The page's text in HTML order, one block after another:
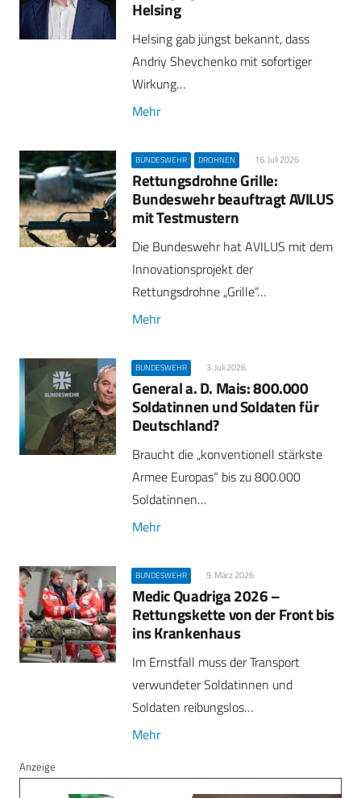
Helsing
Helsing gab jüngst bekannt, dass
Andriy Shevchenko mit sofortiger
Wirkung…
Mehr
BUNDESWEHR DROHNEN 16. Juli 2026
Rettungsdrohne Grille:
Bundeswehr beauftragt AVILUS
mit Testmustern
Die Bundeswehr hat AVILUS mit dem
Innovationsprojekt der
Rettungsdrohne „Grille“…
Mehr
BUNDESWEHR 3. Juli 2026
General a. D. Mais: 800.000
Soldatinnen und Soldaten für
Deutschland?
Braucht die „konventionell stärkste
Armee Europas“ bis zu 800.000
Soldatinnen…
Mehr
BUNDESWEHR 9. März 2026
Medic Quadriga 2026 –
Rettungskette von der Front bis
ins Krankenhaus
Im Ernstfall muss der Transport
verwundeter Soldatinnen und
Soldaten reibungslos…
Mehr
Anzeige